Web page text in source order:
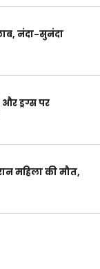
नंदा-सुनंदा
ड्रग्स पर
महिला की मौत,